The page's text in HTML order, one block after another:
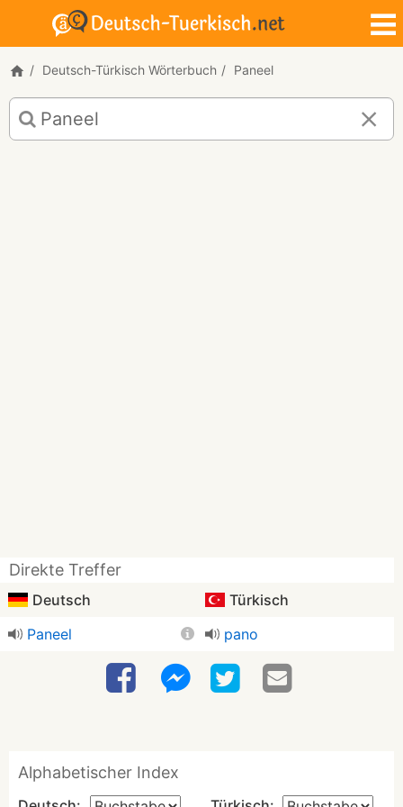
Deutsch-Türkisch Wörterbuch Paneel
Deutsch-
Türkisch
Übersetzung
Direkte Treffer
Deutsch
Türkisch
Paneel
pano
Alphabetischer Index